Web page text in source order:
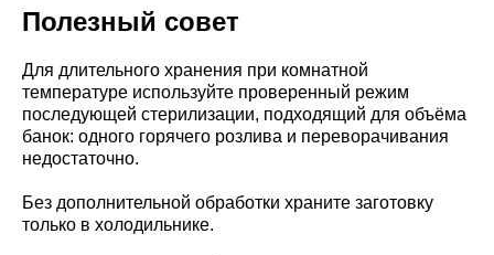
Полезный совет
Для длительного хранения при комнатной
температуре используйте проверенный режим
последующей стерилизации, подходящий для объёма
банок: одного горячего розлива и переворачивания
недостаточно.
Без дополнительной обработки храните заготовку
только в холодильнике.